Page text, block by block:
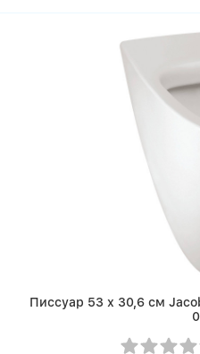
Писсуар 53 х 30,6 см